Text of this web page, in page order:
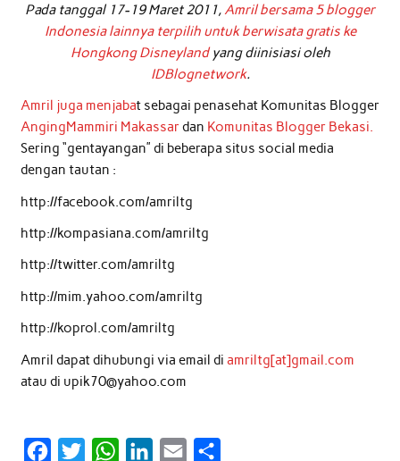
Pada tanggal 17-19 Maret 2011,Amril bersama 5 blogger
Indonesia lainnya terpilih untuk berwisata gratis ke
Hongkong Disneylandyang diinisiasi oleh
IDBlognetwork.
Amril juga menjabat sebagai penasehat Komunitas Blogger
AngingMammiri Makassardan Komunitas Blogger Bekasi.
Sering “gentayangan” di beberapa situs social media
dengan tautan :
http://facebook.com/amriltg
http://kompasiana.com/amriltg
http://twitter.com/amriltg
http://mim.yahoo.com/amriltg
http://koprol.com/amriltg
Amril dapat dihubungi via email di amriltg[at]gmail.com
atau di upik70@yahoo.com
W